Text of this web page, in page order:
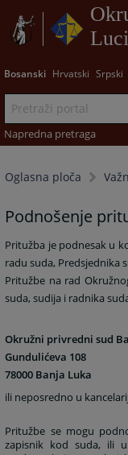
Luci
Bosanski Hrvatski Srpski
Napredna pretraga
Oglasna ploča
Podnošenje
Pritužba je podnesak u
radu suda, Predsjednika
Pritužbe na rad
suda, sudija i radnika
Okružni privredni sud
Gundulićeva 108
78000 Banja Luka
ili neposredno u
Pritužbe se mogu
zapisnik kod suda, ili